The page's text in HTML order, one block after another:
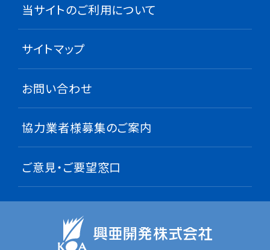
当サイトのご利用について
サイトマップ
お問い合わせ
協力業者様募集のご案内
ご意見・ご要望窓口